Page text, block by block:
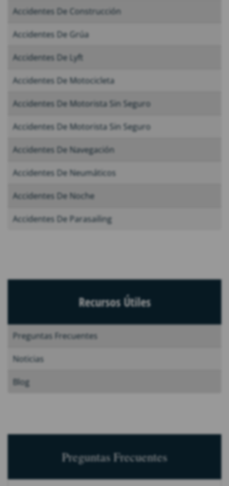
Accidentes De Construcción
Accidentes De Grúa
Accidentes De Lyft
Accidentes De Motocicleta
Accidentes De Motorista Sin Seguro
Accidentes De Motorista Sin Seguro
Accidentes De Navegación
Accidentes De Neumáticos
Accidentes De Noche
Accidentes De Parasailing
Recursos Útiles
Preguntas Frecuentes
Noticias
Blog
Preguntas Frecuentes